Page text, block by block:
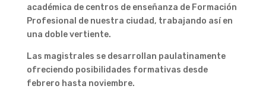
académica de centros de enseñanza de Formación
Profesional de nuestra ciudad, trabajando así en
una doble vertiente.
Las magistrales se desarrollan paulatinamente
ofreciendo posibilidades formativas desde
febrero hasta noviembre.